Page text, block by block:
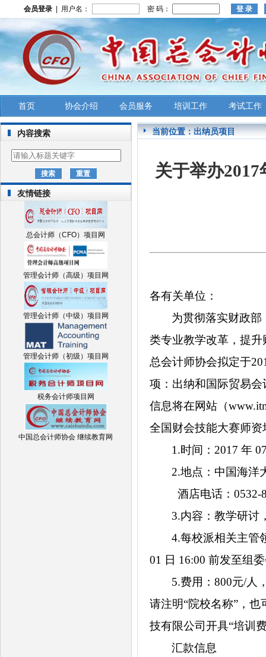
会员登录 | 用户名： 密 码：
首页 协会介绍 会员服务 培训工作 考试工作
内容搜索
友情链接
总会计师（CFO）项目网
管理会计师（高级）项目网
管理会计师（中级）项目网
管理会计师（初级）项目网
税务会计师项目网
中国总会计师协会 继续教育网
当前位置：出纳员项目
关于举办2017
各有关单位：
为贯彻落实财政
类专业教学改革，提
总会计师协会拟定于
项：出纳和国际贸易
信息将在网站（
全国财会技能大赛师
1.时间： 2017年
2.地点：中国海洋
酒店电话：0532-
3.内容：教学研讨
4.每校派相关主管
01
日 16:00 前发至组
5.费用：800元/人
请注明“院校名称”，
技有限公司开具“培训
汇款信息